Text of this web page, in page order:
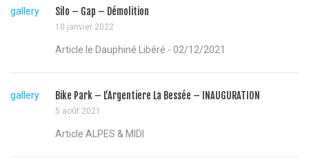
gallery Silo – Gap – Démolition
10 janvier 2022
Article le Dauphiné Libéré - 02/12/2021
gallery Bike Park – L’Argentiere La Bessée – INAUGURATION
5 août 2021
Article ALPES & MIDI